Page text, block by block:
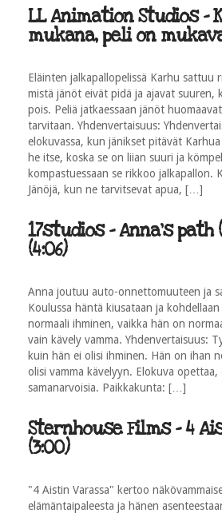
LL Animation Studios -
mukana, peli on
Eläinten jalkapallopelissä Karhu sattuu
mistä jänöt eivät pidä ja ajavat suuren,
pois. Peliä jatkaessaan jänöt
tarvitaan. Yhdenvertaisuus:
elokuvassa, kun jänikset pitävät
he itse, koska se on liian suuri ja
kompastuessaan se rikkoo jalkapallon.
Jänöjä, kun ne tarvitsevat apua, […]
17studios - Anna's path
(4:06)
Anna joutuu auto-onnettomuuteen ja
Koulussa häntä kiusataan ja
normaali ihminen, vaikka hän on
vain kävely vamma. Yhdenvertaisuus:
kuin hän ei olisi ihminen. Hän on ihan
olisi vamma kävelyyn. Elokuva
samanarvoisia. Paikkakunta: […]
Sternhouse Films - 4
(3:00)
"4 Aistin Varassa" kertoo
elämäntaipaleesta ja hänen